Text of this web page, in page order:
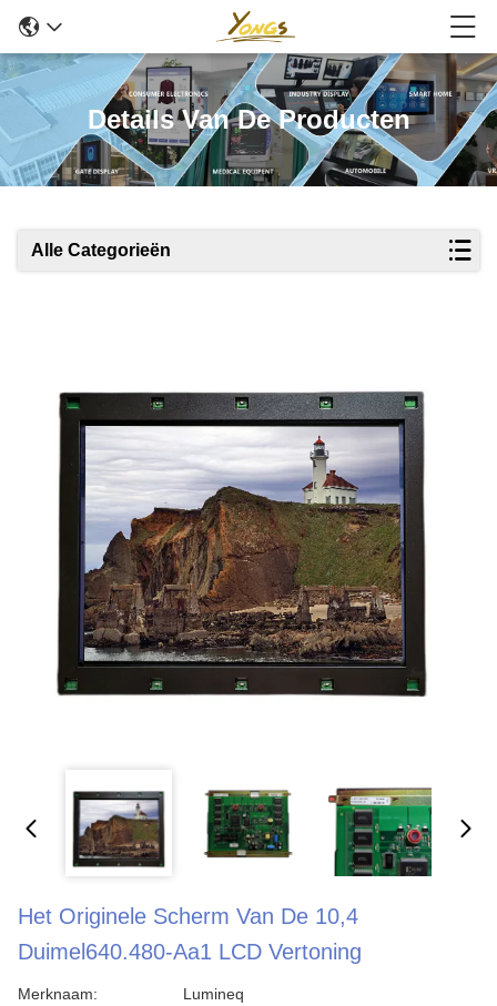
Details Van De Producten
Alle Categorieën
Het Originele Scherm Van De 10,4
Duimel640.480-Aa1 LCD Vertoning
Merknaam: Lumineq